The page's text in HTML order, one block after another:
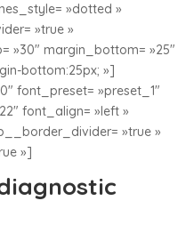
»dotted »
»true »
»30″ margin_bottom= »25″
bottom:25px; »]
font_preset= »preset_1″
font_align= »left »
»true »
»]